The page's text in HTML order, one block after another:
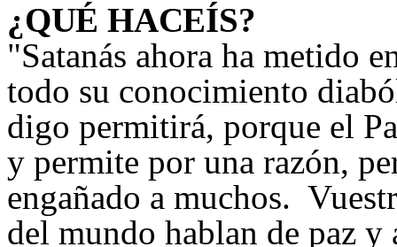
¿QUÉ HACEÍS?
"Satanás ahora ha metido
todo su conocimiento
digo permitirá, porque el
y permite por una razón,
engañado a muchos.
del mundo hablan de paz